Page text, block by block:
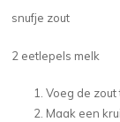
snufje zout
2 eetlepels melk
Voeg de zout
Maak een